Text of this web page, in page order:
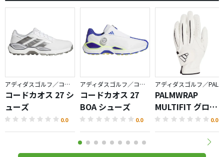
アディダスゴルフ／コードカオス
コードカオス 27 シ
ューズ
0.0
アディダスゴルフ／コードカオス
コードカオス 27
BOA シューズ
0.0
PALMWRAP
MULTIFIT グロー
ブ
0.0